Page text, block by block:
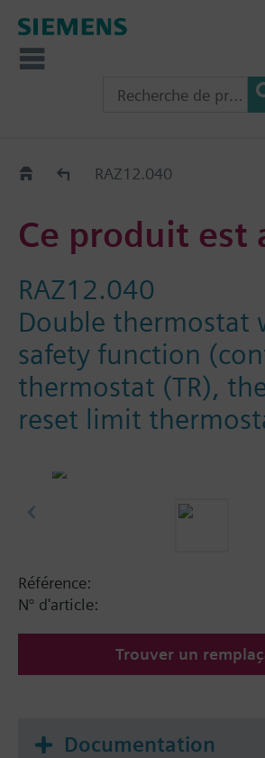
Old2NewRAZ12.040
Ce produit est
RAZ12.040
Double thermostat
safety function
thermostat (TR),
reset limit
Référence:
N° d'article:
Trouver un
Documentation